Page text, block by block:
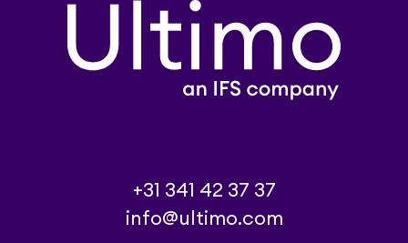
+31 341 42 37 37
info@ultimo.com